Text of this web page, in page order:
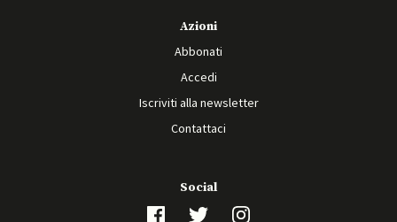
Azioni
Abbonati
Accedi
Iscriviti alla newsletter
Contattaci
Social